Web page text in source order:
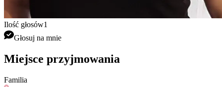
Ilość głosów1
Głosuj na mnie
Miejsce przyjmowania
Familia